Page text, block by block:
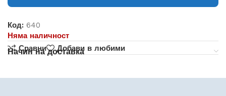
Код: 640
Няма наличност
Сравни
Добави в любими
Начин на доставка